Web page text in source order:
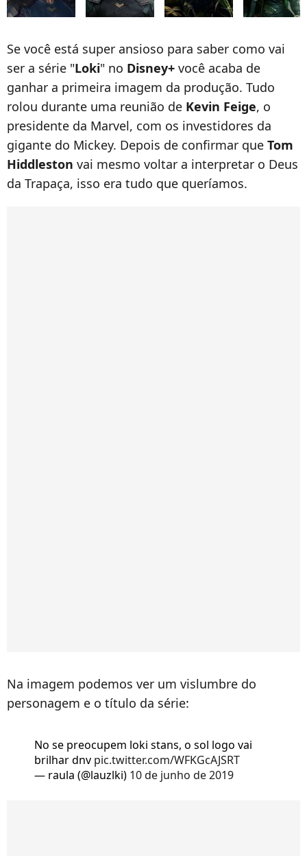
Se você está super ansioso para saber como vai
ser a série "Loki" no Disney+ você acaba de
ganhar a primeira imagem da produção. Tudo
rolou durante uma reunião de Kevin Feige, o
presidente da Marvel, com os investidores da
gigante do Mickey. Depois de confirmar que Tom
Hiddleston vai mesmo voltar a interpretar o Deus
da Trapaça, isso era tudo que queríamos.
Na imagem podemos ver um vislumbre do
personagem e o título da série:
No se preocupem loki stans, o sol logo vai
brilhar dnv pic.twitter.com/WFKGcAJSRT
— raula (@lauzlki) 10 de junho de 2019